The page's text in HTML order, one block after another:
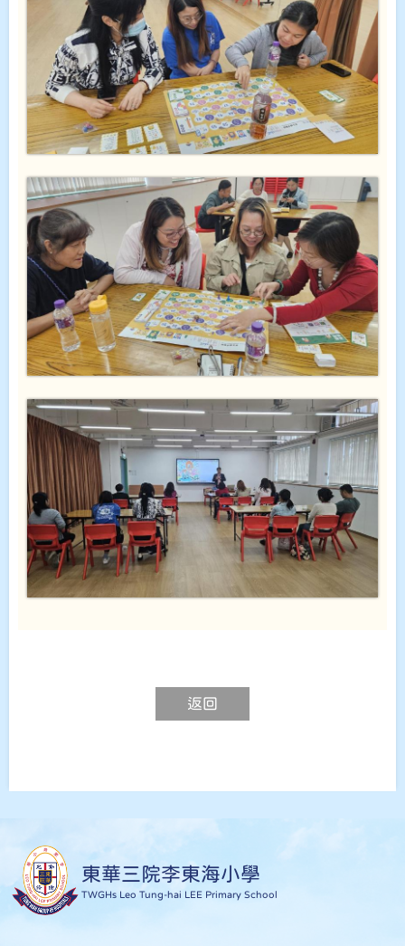
返回
東華三院李東海小學
TWGHs Leo Tung-hai LEE Primary School